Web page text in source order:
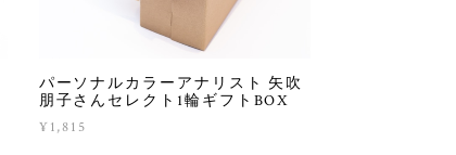
パーソナルカラーアナリスト 矢吹
朋子さんセレクト1輪ギフトBOX
¥1,815